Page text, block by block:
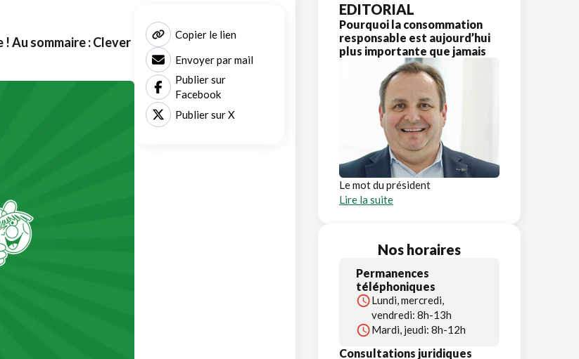
Au sommaire : Clever
Copier le lien
Envoyer par mail
Publier sur
Facebook
Publier sur X
EDITORIAL
Pourquoi la consommation
responsable est aujourd’hui
plus importante que jamais
Le mot du président
Lire la suite
Nos horaires
Permanences
téléphoniques
Lundi, mercredi,
vendredi: 8h-13h
Mardi, jeudi: 8h-12h
Consultations juridiques